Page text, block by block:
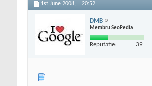
1st June 2008, 20:52
DMB
Membru SeoPedia
Reputatie: 39